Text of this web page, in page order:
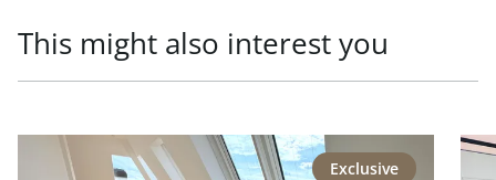
This might also interest you
link to page Repräsentative Lage - Generalsaniertes
Exclusive
link